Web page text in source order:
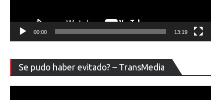
00:00 13:19
Se pudo haber evitado? – TransMedia
de